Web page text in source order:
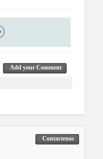
Add your Comment
Contactenos